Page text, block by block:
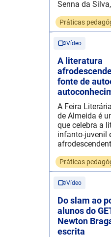
Senna da
Práticas
Vídeo
A literatura
fonte de
A Feira
de Almeida é
que celebra a
infanto-juvenil
Práticas
Vídeo
Do slam ao
alunos do
Newton
escrita